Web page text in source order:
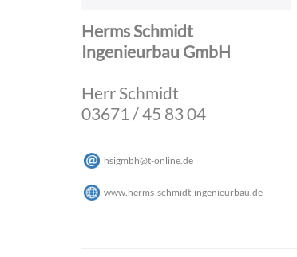
Herms Schmidt
Ingenieurbau GmbH
Herr Schmidt
03671 / 45 83 04
hsigmbh@t-online.de
www.herms-schmidt-ingenieurbau.de